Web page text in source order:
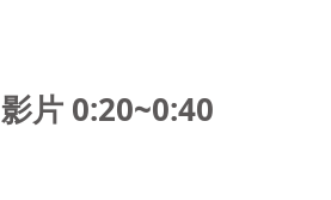
影片 0:20~0:40